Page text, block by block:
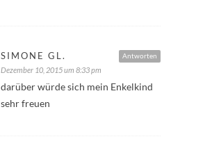
Antworten
SIMONE GL.
Dezember 10, 2015 um 8:33 pm
darüber würde sich mein Enkelkind
sehr freuen